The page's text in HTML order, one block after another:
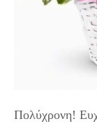
Πολύχρονη!